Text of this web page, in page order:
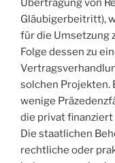
Übertragung von
Gläubigerbeitritt),
für die Umsetzung
Folge dessen zu
solchen Projekten.
wenige
die privat
Die staatlichen
rechtliche oder